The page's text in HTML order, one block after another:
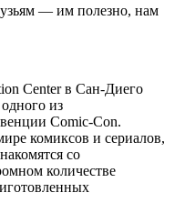
— им полезно, нам
Center в Сан-Диего
из
Comic-Con.
комиксов и сериалов,
со
количестве